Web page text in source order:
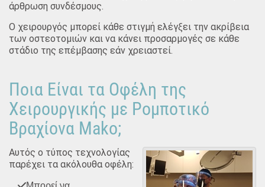
άρθρωση συνδέσμους.
Ο χειρουργός μπορεί κάθε στιγμή ελέγξει την ακρίβεια
των οστεοτομιών και να κάνει προσαρμογές σε κάθε
στάδιο της επέμβασης εάν χρειαστεί.
Ποια Είναι τα Οφέλη της
Χειρουργικής με Ρομποτικό
Βραχίονα Mako;
Αυτός ο τύπος τεχνολογίας
παρέχει τα ακόλουθα οφέλη: